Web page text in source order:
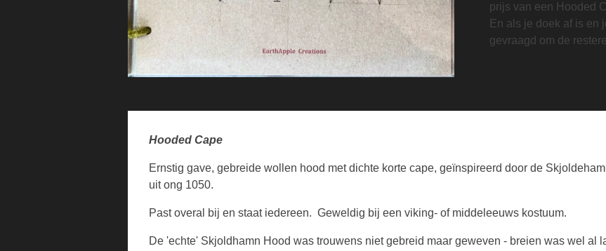
prijs van een Hooded
En als je doek af is en
gevraagd om de
Hooded Cape
Ernstig gave, gebreide wollen hood met dichte korte cape, geïnspireerd door de
uit ong 1050.
Past overal bij en staat iedereen. Geweldig bij een viking- of middeleeuws kostuum.
De 'echte' Skjoldhamn Hood was trouwens niet gebreid maar geweven - breien was wel al